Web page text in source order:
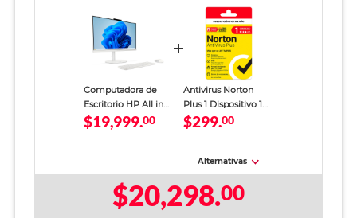
Computadora de
Escritorio HP All in
One OmniStudio 24
Intel Core 5 8GB
$19,999.00
Antivirus Norton
Plus 1 Dispositivo 1
Año
$299.00
Alternativas
$20,298.00